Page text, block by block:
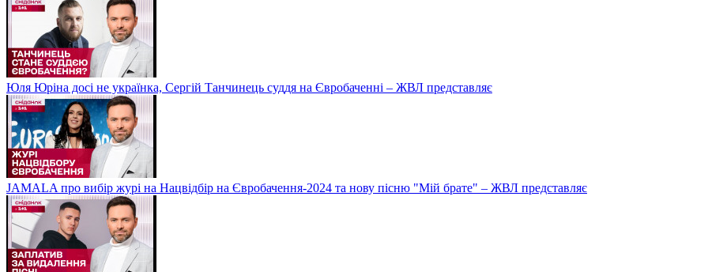
Юля Юріна досі не українка, Сергій Танчинець суддя на Євробаченні – ЖВЛ представляє
JAMALA про вибір журі на Нацвідбір на Євробачення-2024 та нову пісню "Мій брате" – ЖВЛ представляє